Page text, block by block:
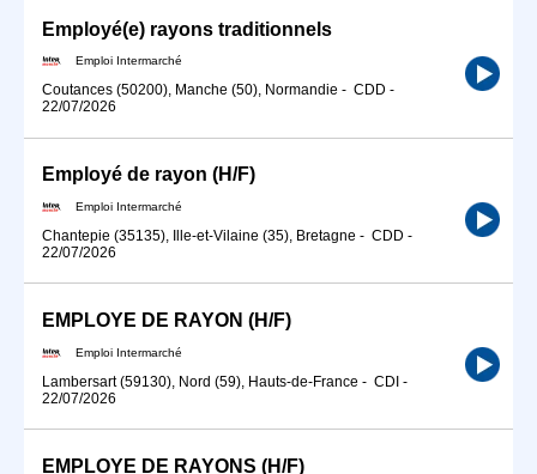
Employé(e) rayons traditionnels
Emploi Intermarché
Coutances (50200), Manche (50), Normandie - CDD -
22/07/2026
Employé de rayon (H/F)
Emploi Intermarché
Chantepie (35135), Ille-et-Vilaine (35), Bretagne - CDD -
22/07/2026
EMPLOYE DE RAYON (H/F)
Emploi Intermarché
Lambersart (59130), Nord (59), Hauts-de-France - CDI -
22/07/2026
EMPLOYE DE RAYONS (H/F)